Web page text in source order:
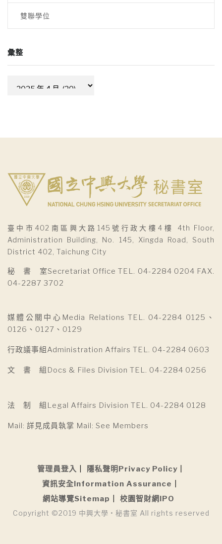
雙聯學位
彙整
臺中市402南區興大路145號行政大樓4樓 4th Floor,
Administration Building, No. 145, Xingda Road, South
District 402, Taichung City
秘 書 室Secretariat Office TEL. 04-2284 0204 FAX.
04-2287 3702
媒體公關中心Media Relations TEL. 04-2284 0125、
0126、0127、0129
行政議事組Administration Affairs TEL. 04-2284 0603
文 書 組Docs & Files Division TEL. 04-2284 0256
法 制 組Legal Affairs Division TEL. 04-2284 0128
Mail: 詳見成員執掌 Mail: See Members
管理員登入
隱私聲明Privacy Policy
資訊安全Information Assurance
網站導覽Sitemap
校園智財網IPO
Copyright ©2019 中興大學 • 秘書室 All rights reserved